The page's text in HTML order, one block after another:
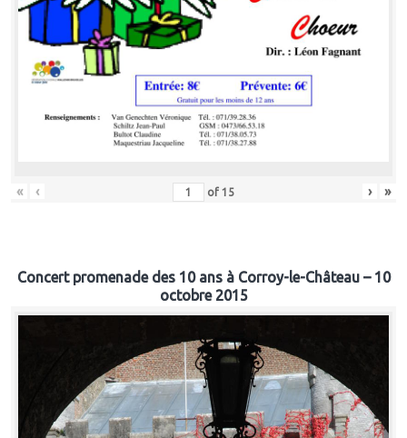
« ‹ of 15 › »
Concert promenade des 10 ans à Corroy-le-Château – 10
octobre 2015